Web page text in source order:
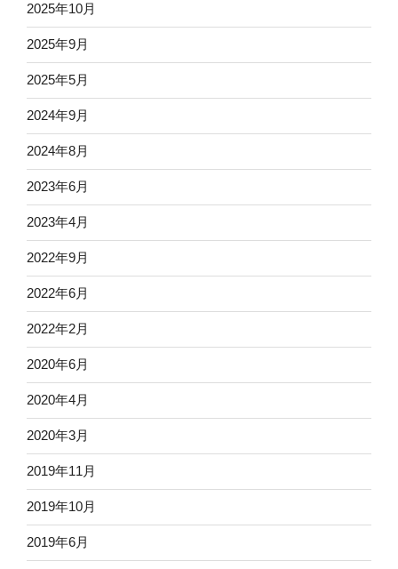
2025年10月
2025年9月
2025年5月
2024年9月
2024年8月
2023年6月
2023年4月
2022年9月
2022年6月
2022年2月
2020年6月
2020年4月
2020年3月
2019年11月
2019年10月
2019年6月